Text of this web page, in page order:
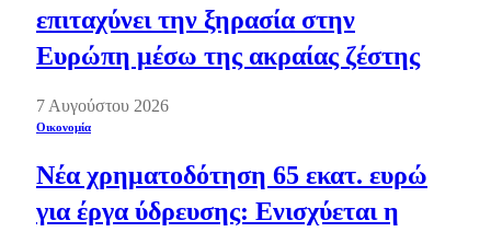
επιταχύνει την ξηρασία στην
Ευρώπη μέσω της ακραίας ζέστης
7 Αυγούστου 2026
Οικονομία
Νέα χρηματοδότηση 65 εκατ. ευρώ
για έργα ύδρευσης: Ενισχύεται η